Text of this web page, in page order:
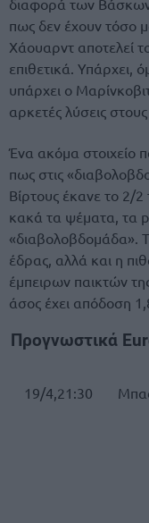
πως δεν έχουν τόσο
Χάουαρντ αποτελεί
επιθετικά. Υπάρχει,
υπάρχει ο
αρκετές λύσεις
Ένα ακόμα στοιχείο
πως στις
Βίρτους έκανε το 2/2
κακά τα ψέματα, τα
«διαβολοβδομάδα».
έδρας, αλλά και η
έμπειρων παικτών
άσος έχει απόδοση
Προγνωστικά
19/4,21:30